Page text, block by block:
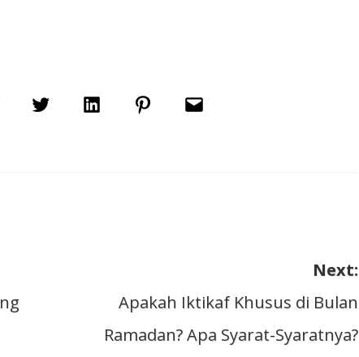
TwitterLinkedInPinterestEmail
Next:
Apakah Iktikaf Khusus di Bulan
Ramadan? Apa Syarat-Syaratnya?